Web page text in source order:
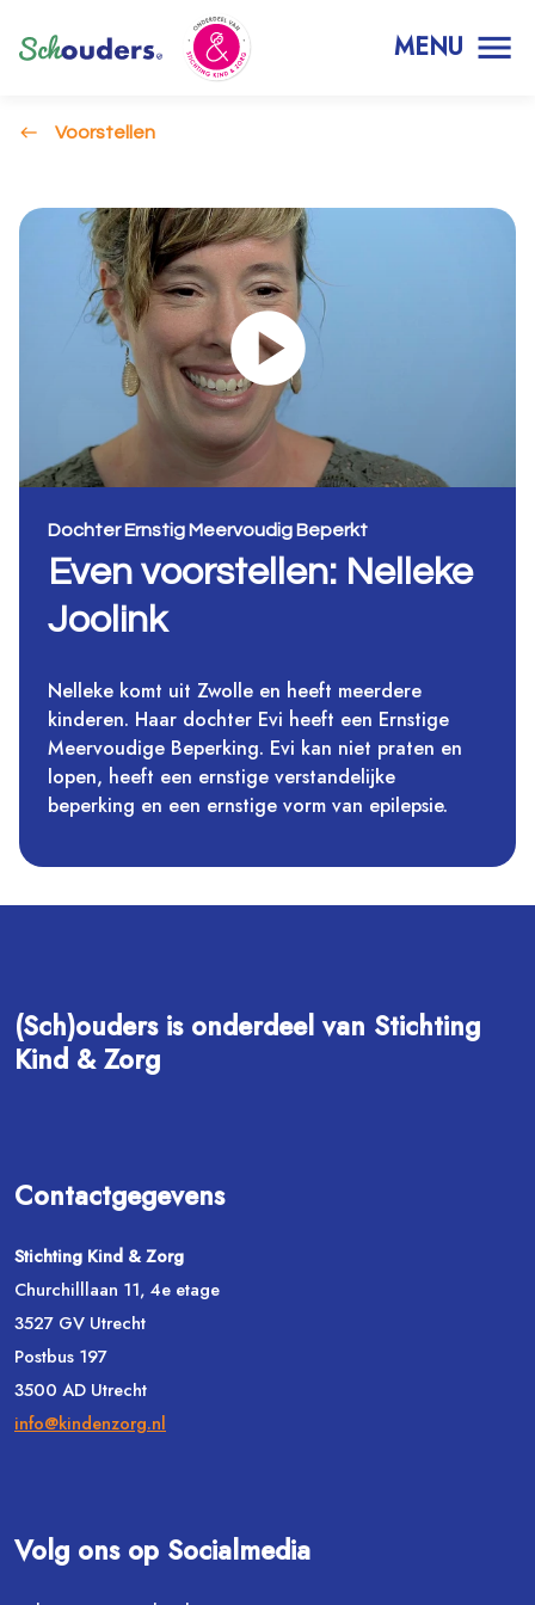
MENU
Voorstellen
Dochter Ernstig Meervoudig Beperkt
Even voorstellen: Nelleke
Joolink
Nelleke komt uit Zwolle en heeft meerdere
kinderen. Haar dochter Evi heeft een Ernstige
Meervoudige Beperking. Evi kan niet praten en
lopen, heeft een ernstige verstandelijke
beperking en een ernstige vorm van epilepsie.
(Sch)ouders is onderdeel van Stichting
Kind & Zorg
Contactgegevens
Stichting Kind & Zorg
Churchilllaan 11, 4e etage
3527 GV Utrecht
Postbus 197
3500 AD Utrecht
info@kindenzorg.nl
Volg ons op Socialmedia